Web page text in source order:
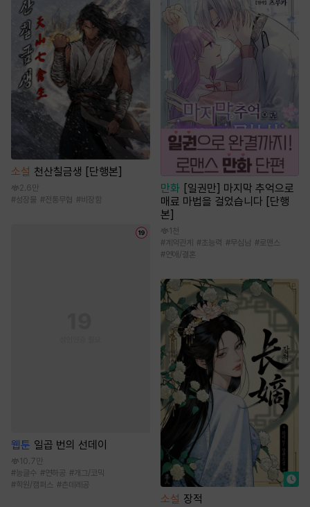
소설 천산칠금생 [단행본]
2.6만
#성장물 #전통무협 #비장함
웹툰 일곱 번의 선데이
10.7만
#능글수 #연하공 # 개그/코믹
#학원/캠퍼스 #츤데레공
만화 [일권만] 마지막 추억으로
매료 마법을 걸었습니다 [단행
본]
1천
#계약관계 #초능력 #무심남 #로맨스
#연애/결혼
소설 장적